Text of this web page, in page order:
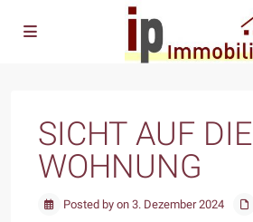
SICHT AUF DIE
WOHNUNG
Posted by on 3. Dezember 2024